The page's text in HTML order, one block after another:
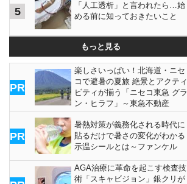
5
「人工透析」と言われたら…始
める前に知っておきたいこと
もっと見る
PR
楽しさいっぱい！北海道・ニセ
コで避暑の夏旅 絶景とアクティ
ビティが揃う「ニセコ東急 グラ
ン・ヒラフ」～東急不動産
PR
暑熱対策が義務化される時代に
貼るだけで暑さの変化がわかる
示温シールとは～ファンケル
AGA治療に革命を起こす検査技
術「スキャビジョン」銀クリが